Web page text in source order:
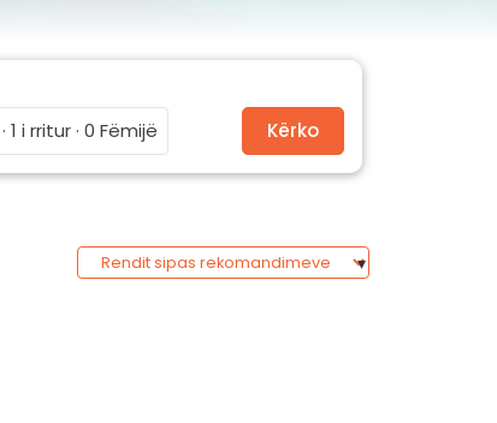
1 i rritur · 0 Fëmijë
Kërko